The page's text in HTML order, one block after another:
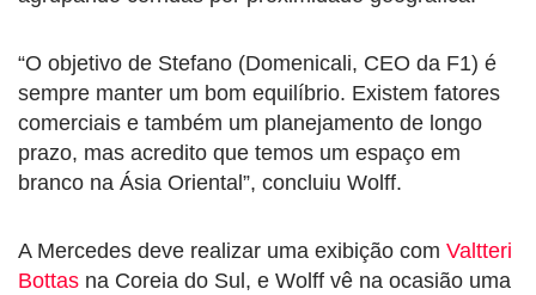
“O objetivo de Stefano (Domenicali, CEO da F1) é
sempre manter um bom equilíbrio. Existem fatores
comerciais e também um planejamento de longo
prazo, mas acredito que temos um espaço em
branco na Ásia Oriental”, concluiu Wolff.
A Mercedes deve realizar uma exibição com Valtteri
Bottas na Coreia do Sul, e Wolff vê na ocasião uma